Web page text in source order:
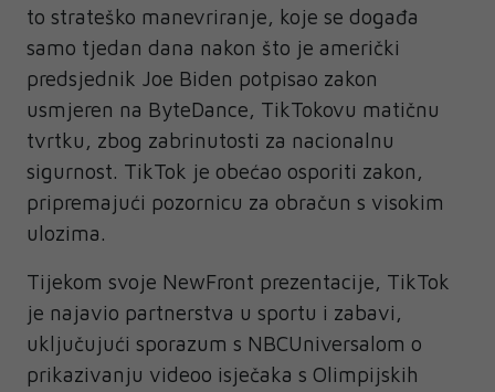
to strateško manevriranje, koje se događa
samo tjedan dana nakon što je američki
predsjednik Joe Biden potpisao zakon
usmjeren na ByteDance, TikTokovu matičnu
tvrtku, zbog zabrinutosti za nacionalnu
sigurnost. TikTok je obećao osporiti zakon,
pripremajući pozornicu za obračun s visokim
ulozima.
Tijekom svoje NewFront prezentacije, TikTok
je najavio partnerstva u sportu i zabavi,
uključujući sporazum s NBCUniversalom o
prikazivanju videoo isječaka s Olimpijskih